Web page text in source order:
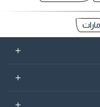
+
+
+